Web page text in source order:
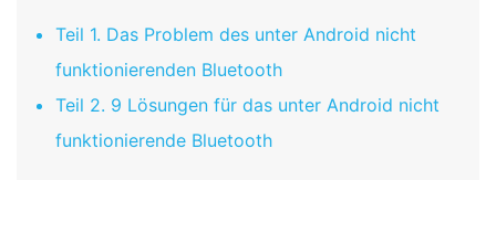
Teil 1. Das Problem des unter Android nicht
funktionierenden Bluetooth
Teil 2. 9 Lösungen für das unter Android nicht
funktionierende Bluetooth